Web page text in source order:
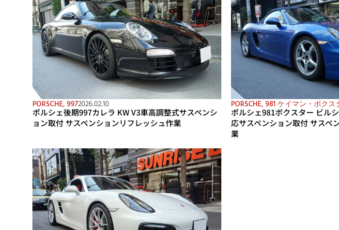
PORSCHE,9972026.02.10
ポルシェ後期997カレラ KW V3車高調整式サスペンシ
ョン取付 サスペンションリフレッシュ作業
PORSCHE,981 ケイマン・ボクス
ポルシェ981ボクスター ビル
応サスペンション取付 サスペ
業